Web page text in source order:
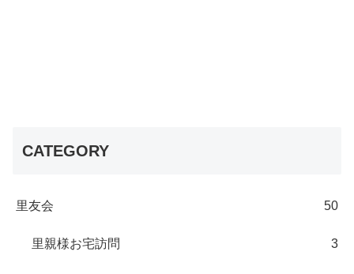
CATEGORY
里友会 50
里親様お宅訪問 3